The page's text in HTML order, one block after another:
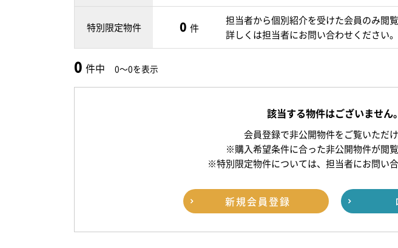
特別限定物件 0 件
担当者から個別紹介を受けた会員のみ閲
詳しくは担当者にお問い合わせください。
0 件中 0～0を表示
該当する物件はございません。
会員登録で非公開物件をご覧いただ
※購入希望条件に合った非公開物件が閲覧
※特別限定物件については、担当者にお問い合
新規会員登録